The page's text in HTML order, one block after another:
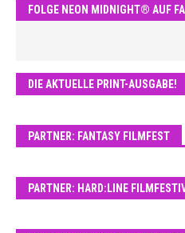
FOLGE NEON MIDNIGHT® AUF
DIE AKTUELLE PRINT-AUSGABE!
PARTNER: FANTASY FILMFEST
PARTNER: HARD:LINE